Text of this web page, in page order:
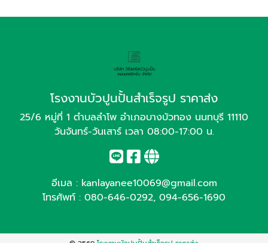
โรงงานบัวปูนปั้นสำเร็จรูป ราคาส่ง
25/6 หมู่ที่ 1 ตำบลลำโพ อำเภอบางบัวทอง นนทบุรี 11110
วันจันทร์-วันเสาร์ เวลา 08:00-17:00 น.
อีเมล : kanlayanee10069@gmail.com
โทรศัพท์ : 080-646-0292, 094-656-1690